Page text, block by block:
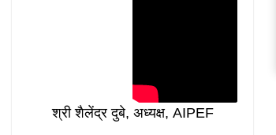
श्री शैलेंद्र दुबे, अध्यक्ष, AIPEF